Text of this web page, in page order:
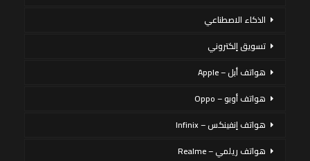
الذكاء الاصطناعي
تسويق إلكتروني
هواتف أبل – Apple
هواتف أوبو – Oppo
هواتف إنفينكس – Infinix
هواتف ريلمي – Realme